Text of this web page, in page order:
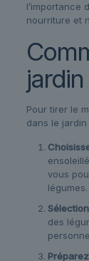
l’importance
nourriture et
Pour tirer le
dans le
vous
légumes.
des